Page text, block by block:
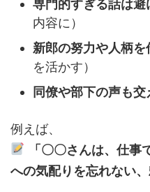
専門的すぎる話は避
内容に）
新郎の努力や人柄を
を活かす）
同僚や部下の声も
例えば、
「〇〇さんは、仕事
への気配りを忘れない、